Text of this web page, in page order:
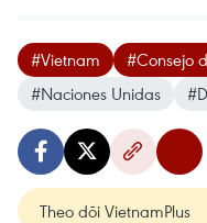
#Vietnam #Consejo
#Naciones Unidas
Theo dõi VietnamPlus